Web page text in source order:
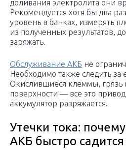
доливания электролита они
Рекомендуется хотя бы два
уровень в банках, измерять
из полученных результатов,
заряжать.
Обслуживание АКБ не
Необходимо также следить за
Окислившиеся клеммы, грязь
поверхности — все это
аккумулятор разряжается.
Утечки тока:
АКБ быстро